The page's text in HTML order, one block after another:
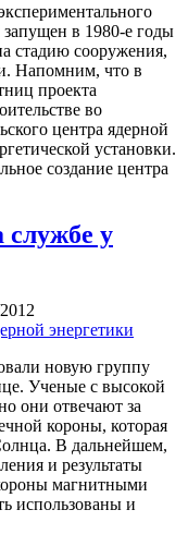
в 1980-е годы
стадию сооружения,
Напомним, что в
проекта
во
центра ядерной
установки.
создание центра
у
новую группу
Ученые с высокой
они отвечают за
короны, которая
В дальнейшем,
и результаты
магнитными
использованы и